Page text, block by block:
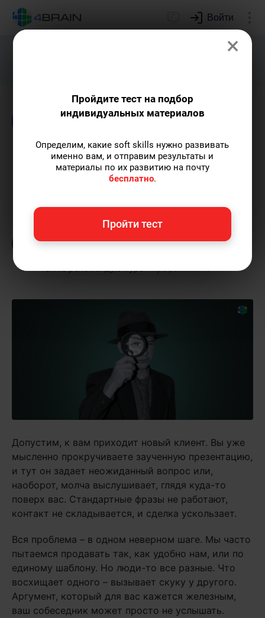
Войти
Подарим индивидуальный план
Лидерство и отношения
Профайлинг в продажах:
как угадать клиента?
— автор-популяризатор
экспертных знаний по саморазвитию,
преподаватель танцев.Пишу статьи по теме
Допустим, к вам приходит новый клиент. Вы уже
мысленно прокручиваете заученную презентацию,
и тут он задает неожиданный вопрос или,
наоборот, молча выслушивает, глядя куда-то
поверх вас. Стандартные фразы не работают,
контакт не складывается, и сделка ускользает.
Вся проблема – в одном неверном шаге. Мы часто
пытаемся продавать так, как удобно нам, или по
единому шаблону. Но люди-то все разные. Что
восхищает одного – вызывает скуку у другого.
Аргумент, который для вас кажется железным,
ваш собеседник может просто не услышать.
×
Пройдите тест на подбор
индивидуальных материалов
Определим, какие soft skills нужно развивать
именно вам, и отправим результаты и
материалы по их развитию на почту
бесплатно.
Пройти тест